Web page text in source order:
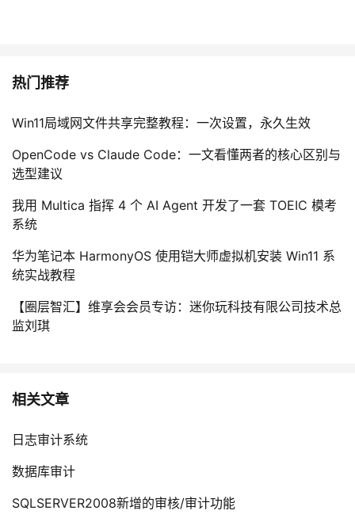
热门推荐
Win11局域网文件共享完整教程：一次设置，永久生效
OpenCode vs Claude Code：一文看懂两者的核心区别与
选型建议
我用 Multica 指挥 4 个 AI Agent 开发了一套 TOEIC 模考
系统
华为笔记本 HarmonyOS 使用铠大师虚拟机安装 Win11 系
统实战教程
【圈层智汇】维享会会员专访：迷你玩科技有限公司技术总
监刘琪
相关文章
日志审计系统
数据库审计
SQLSERVER2008新增的审核/审计功能